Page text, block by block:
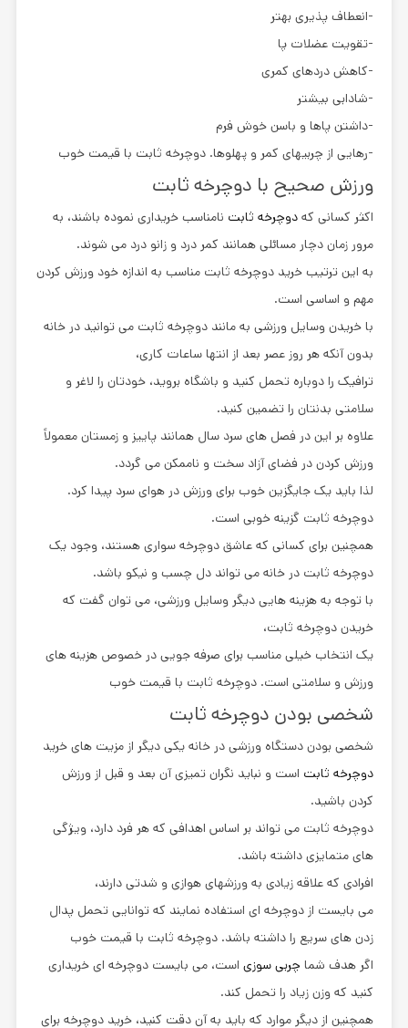
-انعطاف پذیری بهتر
-تقویت عضلات پا
-کاهش دردهای کمری
-شادابی بیشتر
-داشتن پاها و باسن خوش فرم
-رهایی از چربیهای کمر و پهلوها. دوچرخه ثابت با قیمت خوب
ورزش صحیح با دوچرخه ثابت
اکثر کسانی که دوچرخه ثابت نامناسب خریداری نموده باشند، به
مرور زمان دچار مسائلی همانند کمر درد و زانو درد می شوند.
به این ترتیب خرید دوچرخه ثابت مناسب به اندازه خود ورزش کردن
مهم و اساسی است.
با خریدن وسایل ورزشی به مانند دوچرخه ثابت می توانید در خانه
بدون آنکه هر روز عصر بعد از انتها ساعات کاری،
ترافیک را دوباره تحمل کنید و باشگاه بروید، خودتان را لاغر و
سلامتی بدنتان را تضمین کنید.
علاوه بر این در فصل های سرد سال همانند پاییز و زمستان معمولاً
ورزش کردن در فضای آزاد سخت و ناممکن می گردد.
لذا باید یک جایگزین خوب برای ورزش در هوای سرد پیدا کرد.
دوچرخه ثابت گزینه خوبی است.
همچنین برای کسانی که عاشق دوچرخه سواری هستند، وجود یک
دوچرخه ثابت در خانه می تواند دل چسب و نیکو باشد.
با توجه به هزینه هایی دیگر وسایل ورزشی، می توان گفت که
خریدن دوچرخه ثابت،
یک انتخاب خیلی مناسب برای صرفه جویی در خصوص هزینه های
ورزش و سلامتی است. دوچرخه ثابت با قیمت خوب
شخصی بودن دوچرخه ثابت
شخصی بودن دستگاه ورزشی در خانه یکی دیگر از مزیت های خرید
دوچرخه ثابت است و نباید نگران تمیزی آن بعد و قبل از ورزش
کردن باشید.
دوچرخه ثابت می تواند بر اساس اهدافی که هر فرد دارد، ویژگی
های متمایزی داشته باشد.
افرادی که علاقه زیادی به ورزشهای هوازی و شدتی دارند،
می بایست از دوچرخه ای استفاده نمایند که توانایی تحمل پدال
زدن های سریع را داشته باشد. دوچرخه ثابت با قیمت خوب
اگر هدف شما چربی سوزیاست، می بایست دوچرخه ای خریداری
کنید که وزن زیاد را تحمل کند.
همچنین از دیگر موارد که باید به آن دقت کنید، خرید دوچرخه برای